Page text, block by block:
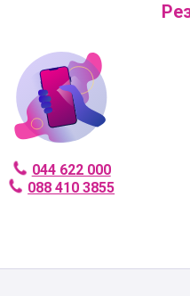
044 622 000
088 410 3855